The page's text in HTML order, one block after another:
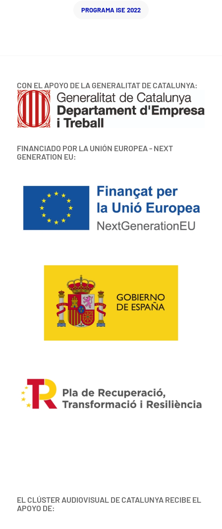
PROGRAMA ISE 2022
CON EL APOYO DE LA GENERALITAT DE CATALUNYA:
FINANCIADO POR LA UNIÓN EUROPEA - NEXT
GENERATION EU:
EL CLÚSTER AUDIOVISUAL DE CATALUNYA RECIBE EL
APOYO DE: